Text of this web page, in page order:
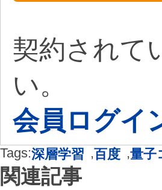
契約されて
い。
会員ログイ
Tags:深層学習 ,百度 ,量子
関連記事